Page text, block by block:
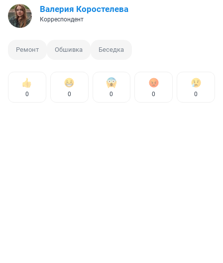
Валерия Коростелева
Корреспондент
Ремонт Обшивка Беседка
0 0 0 0 0